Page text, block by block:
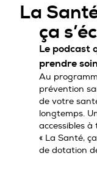
MON
MA
La
ça
Le podcast
prendre
Au
prévention
de votre
longtemps.
accessibles à
« La Santé,
de dotation